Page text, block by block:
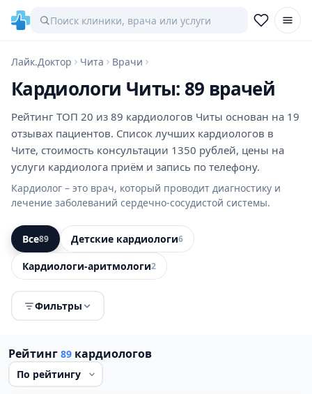
Лайк.Доктор Чита Врачи
Кардиологи Читы: 89 врачей
Рейтинг ТОП 20 из 89 кардиологов Читы основан на 19
отзывах пациентов. Список лучших кардиологов в
Чите, стоимость консультации 1350 рублей, цены на
услуги кардиолога приём и запись по телефону.
Кардиолог – это врач, который проводит диагностику и
лечение заболеваний сердечно-сосудистой системы.
Все89 Детские кардиологи6
Кардиологи-аритмологи2
Фильтры
Рейтинг 89 кардиологов